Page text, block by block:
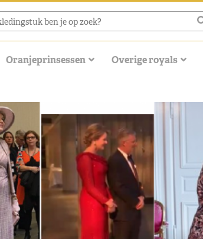
Oranjeprinsessen Overige royals